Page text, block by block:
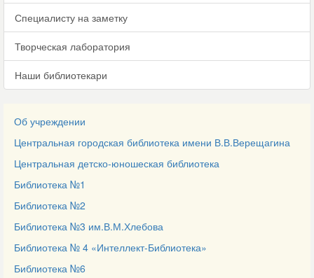
Специалисту на заметку
Творческая лаборатория
Наши библиотекари
Об учреждении
Центральная городская библиотека имени В.В.Верещагина
Центральная детско-юношеская библиотека
Библиотека №1
Библиотека №2
Библиотека №3 им.В.М.Хлебова
Библиотека № 4 «Интеллект-Библиотека»
Библиотека №6